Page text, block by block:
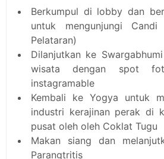
Berkumpul di lobby dan
untuk mengunjungi
Pelataran)
Dilanjutkan ke
wisata dengan spot
instagramable
Kembali ke Yogya untuk
industri kerajinan perak di
pusat oleh oleh Coklat Tugu
Makan siang dan
Parangtritis